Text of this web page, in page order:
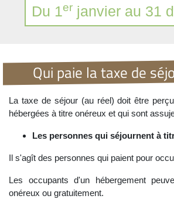
Du 1erjanvier au 31
Qui paie la taxe de
La taxe de séjour (au réel) doit être
hébergées à titre onéreux et qui sont
Les personnes qui séjournent à
Il s'agît des personnes qui paient pour
Les occupants d'un hébergement
onéreux ou gratuitement.